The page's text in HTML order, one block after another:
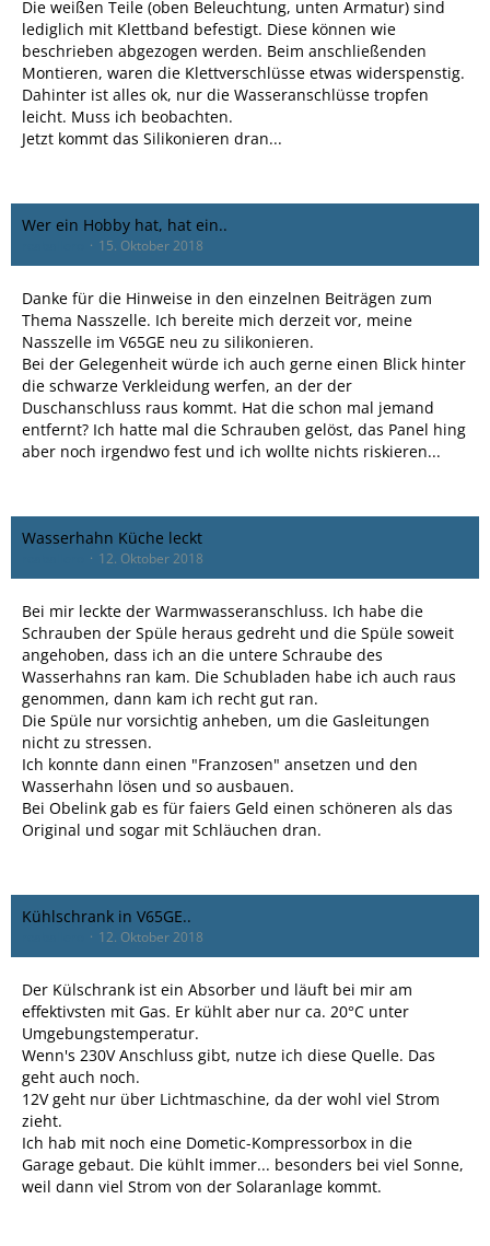
Die weißen Teile (oben Beleuchtung, unten Armatur) sind
lediglich mit Klettband befestigt. Diese können wie
beschrieben abgezogen werden. Beim anschließenden
Montieren, waren die Klettverschlüsse etwas widerspenstig.
Dahinter ist alles ok, nur die Wasseranschlüsse tropfen
leicht. Muss ich beobachten.
Jetzt kommt das Silikonieren dran...
Wer ein Hobby hat, hat ein..
15. Oktober 2018
Danke für die Hinweise in den einzelnen Beiträgen zum
Thema Nasszelle. Ich bereite mich derzeit vor, meine
Nasszelle im V65GE neu zu silikonieren.
Bei der Gelegenheit würde ich auch gerne einen Blick hinter
die schwarze Verkleidung werfen, an der der
Duschanschluss raus kommt. Hat die schon mal jemand
entfernt? Ich hatte mal die Schrauben gelöst, das Panel hing
aber noch irgendwo fest und ich wollte nichts riskieren...
Wasserhahn Küche leckt
12. Oktober 2018
Bei mir leckte der Warmwasseranschluss. Ich habe die
Schrauben der Spüle heraus gedreht und die Spüle soweit
angehoben, dass ich an die untere Schraube des
Wasserhahns ran kam. Die Schubladen habe ich auch raus
genommen, dann kam ich recht gut ran.
Die Spüle nur vorsichtig anheben, um die Gasleitungen
nicht zu stressen.
Ich konnte dann einen "Franzosen" ansetzen und den
Wasserhahn lösen und so ausbauen.
Bei Obelink gab es für faiers Geld einen schöneren als das
Original und sogar mit Schläuchen dran.
Kühlschrank in V65GE..
12. Oktober 2018
Der Külschrank ist ein Absorber und läuft bei mir am
effektivsten mit Gas. Er kühlt aber nur ca. 20°C unter
Umgebungstemperatur.
Wenn's 230V Anschluss gibt, nutze ich diese Quelle. Das
geht auch noch.
12V geht nur über Lichtmaschine, da der wohl viel Strom
zieht.
Ich hab mit noch eine Dometic-Kompressorbox in die
Garage gebaut. Die kühlt immer... besonders bei viel Sonne,
weil dann viel Strom von der Solaranlage kommt.